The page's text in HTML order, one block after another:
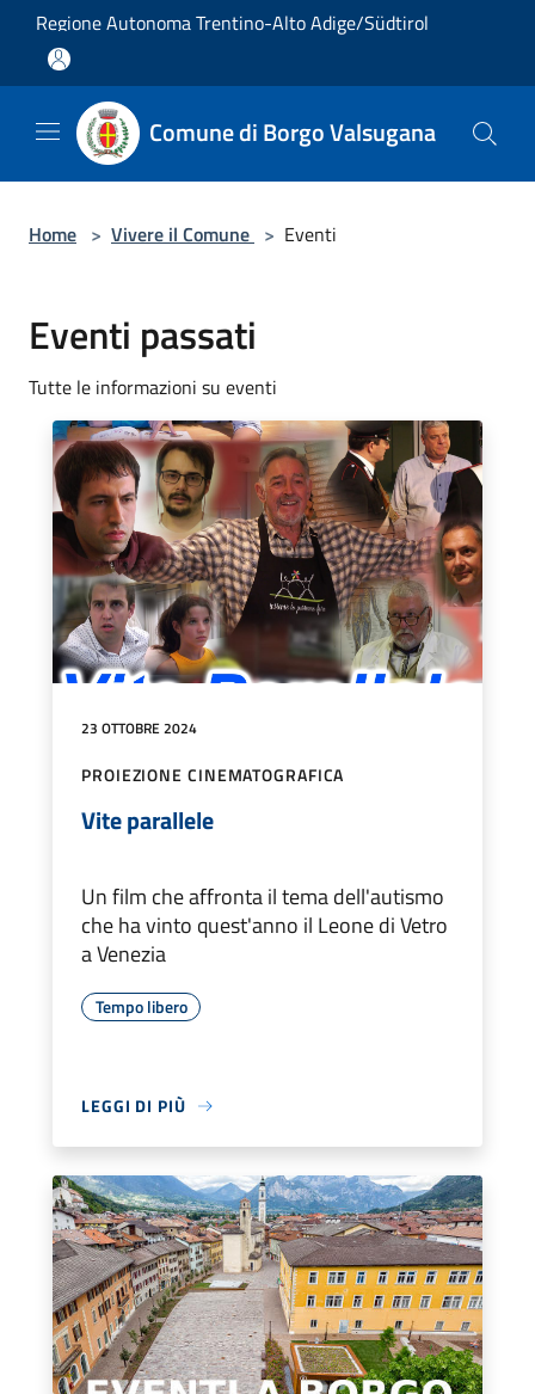
Salta al contenuto principale
Regione Autonoma Trentino-Alto Adige/Südtirol
Comune di Borgo Valsugana
Home > Vivere il Comune > Eventi
Eventi passati
Tutte le informazioni su eventi
23 OTTOBRE 2024
PROIEZIONE CINEMATOGRAFICA
Vite parallele
Un film che affronta il tema dell'autismo
che ha vinto quest'anno il Leone di Vetro
a Venezia
Tempo libero
LEGGI DI PIÙ